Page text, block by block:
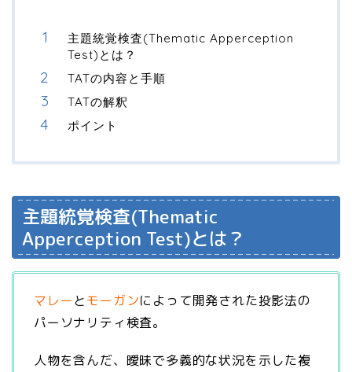
主題統覚検査(Thematic Apperception
Test)とは？
TATの内容と手順
TATの解釈
ポイント
主題統覚検査(Thematic
Apperception Test)とは？
マレーとモーガンによって開発された投影法の
パーソナリティ検査。
人物を含んだ、曖昧で多義的な状況を示した複